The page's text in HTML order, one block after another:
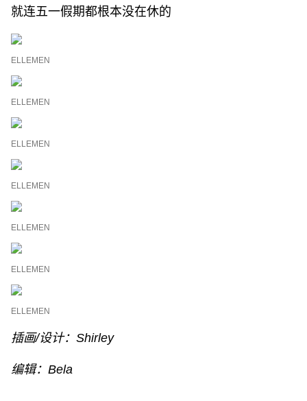
就连五一假期都根本没在休的
ELLEMEN
ELLEMEN
ELLEMEN
ELLEMEN
ELLEMEN
ELLEMEN
ELLEMEN
插画/设计：Shirley
编辑：Bela